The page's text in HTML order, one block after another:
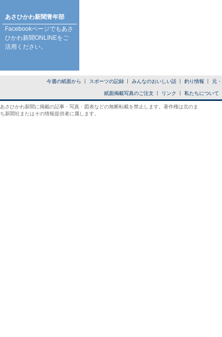
あさひかわ新聞青年部
Facebookページでもあさ
ひかわ新聞ONLINEをご
活用ください。
今週の紙面から スポーツの記録 みんなのおいしい話 釣り情報 元
紙面掲載写真のご注文 リンク 私たちについて
あさひかわ新聞に掲載の記事・写真・図表などの無断転載を禁止します。著作権は北のま
ち新聞社またはその情報提供者に属します。